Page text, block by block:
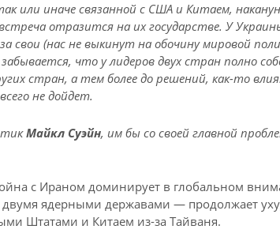
или иначе связанной с США и Китаем,
отразится на их государстве. У
свои (нас не выкинут на обочину мировой
что у лидеров двух стран полно
стран, а тем более до решений, как-то
не дойдет.
Майкл Суэйн, им бы со своей главной
с Ираном доминирует в глобальном
ядерными державами — продолжает
Штатами и Китаем из-за Тайваня.